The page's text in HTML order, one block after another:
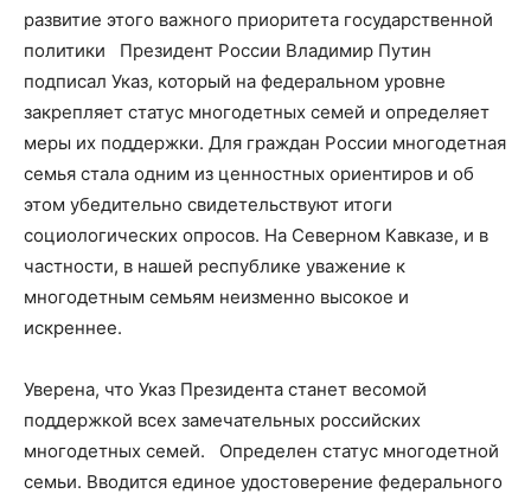
развитие этого важного приоритета государственной
политики Президент России Владимир Путин
подписал Указ, который на федеральном уровне
закрепляет статус многодетных семей и определяет
меры их поддержки. Для граждан России многодетная
семья стала одним из ценностных ориентиров и об
этом убедительно свидетельствуют итоги
социологических опросов. На Северном Кавказе, и в
частности, в нашей республике уважение к
многодетным семьям неизменно высокое и
искреннее.
Уверена, что Указ Президента станет весомой
поддержкой всех замечательных российских
многодетных семей. Определен статус многодетной
семьи. Вводится единое удостоверение федерального